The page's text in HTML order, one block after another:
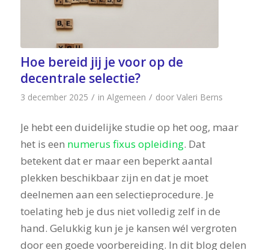
Hoe bereid jij je voor op de
decentrale selectie?
3 december 2025 / in Algemeen / door Valeri Berns
Je hebt een duidelijke studie op het oog, maar
het is een numerus fixus opleiding. Dat
betekent dat er maar een beperkt aantal
plekken beschikbaar zijn en dat je moet
deelnemen aan een selectieprocedure. Je
toelating heb je dus niet volledig zelf in de
hand. Gelukkig kun je je kansen wél vergroten
door een goede voorbereiding. In dit blog delen